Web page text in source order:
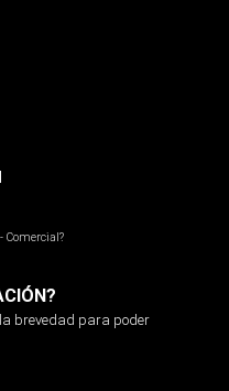
Comercial?
brevedad para poder